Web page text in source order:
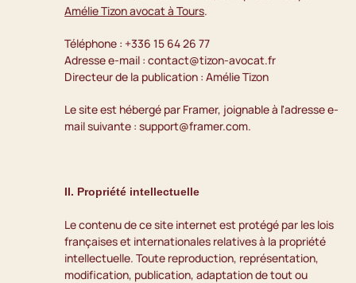
Amélie Tizon avocat à Tours.
Téléphone : +336 15 64 26 77
Adresse e-mail : contact@tizon-avocat.fr
Directeur de la publication : Amélie Tizon
Le site est hébergé par Framer, joignable à l'adresse e-
mail suivante : support@framer.com.
II. Propriété intellectuelle
Le contenu de ce site internet est protégé par les lois
françaises et internationales relatives à la propriété
intellectuelle. Toute reproduction, représentation,
modification, publication, adaptation de tout ou